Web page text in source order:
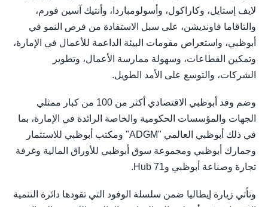
لايف إستايل، وكاراكول، وأسولومباردا، وأنتيك آسين فورم،
والتاقاما فاونديشن، على سبل الاستفادة من فرص النمو في
أبوظبي، واستعراض مقومات البيئة الداعمة للأعمال في الإمارة،
وتمكين القطاعات، وسهولة ممارسة الأعمال، وتطوير
الشركات، والتوسع على الأمد الطويل.
وضم وفد أبوظبي الاقتصادي أكثر من 100 من كبار ممثلي
الجهات والمؤسسات الحكومية والخاصة الرائدة في الإمارة، بما
في ذلك أبوظبي العالمي "ADGM" ومكتب أبوظبي للاستثمار
وجمارك أبوظبي ومجموعة سوق أبوظبي للأوراق المالية وغرفة
تجارة وصناعة أبوظبي وHub 71.
وتأتي زيارة إيطاليا ضمن سلسلة الوفود التي تقودها دائرة التنمية